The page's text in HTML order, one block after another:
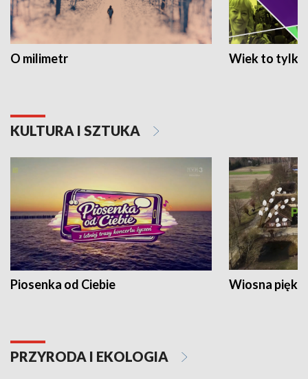
O milimetr Wiek to tylko
KULTURA I SZTUKA
Piosenka od Ciebie Wiosna
PRZYRODA I EKOLOGIA